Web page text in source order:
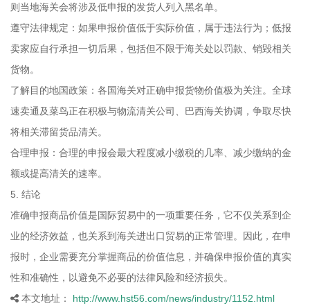
则当地海关会将涉及低申报的发货人列入黑名单。
遵守法律规定：如果申报价值低于实际价值，属于违法行为；低报
卖家应自行承担一切后果，包括但不限于海关处以罚款、销毁相关
货物。
了解目的地国政策：各国海关对正确申报货物价值极为关注。全球
速卖通及菜鸟正在积极与物流清关公司、巴西海关协调，争取尽快
将相关滞留货品清关。
合理申报：合理的申报会最大程度减小缴税的几率、减少缴纳的金
额或提高清关的速率。
5. 结论
准确申报商品价值是国际贸易中的一项重要任务，它不仅关系到企
业的经济效益，也关系到海关进出口贸易的正常管理。因此，在申
报时，企业需要充分掌握商品的价值信息，并确保申报价值的真实
性和准确性，以避免不必要的法律风险和经济损失。
本文地址：
http://www.hst56.com/news/industry/1152.html